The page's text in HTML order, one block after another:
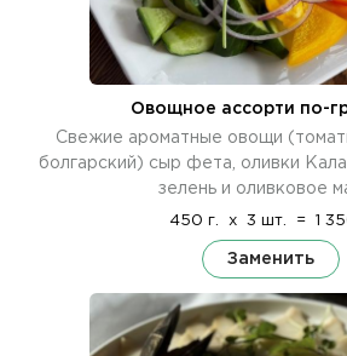
Овощное ассорти по-
Свежие ароматные овощи
болгарский) сыр фета, оливки
зелень и оливковое
450 г. x 3 шт. = 1
Заменить